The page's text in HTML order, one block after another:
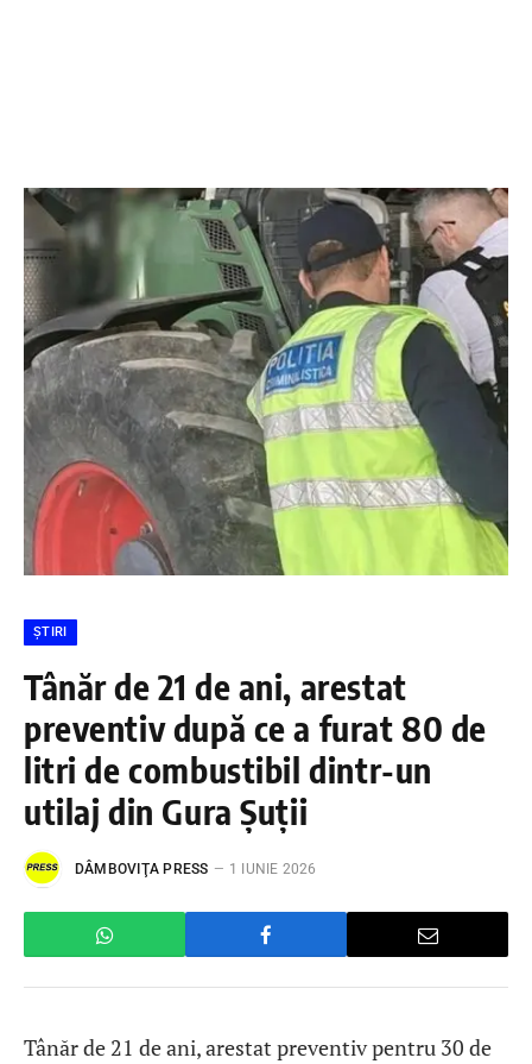
ȘTIRI
Tânăr de 21 de ani, arestat
preventiv după ce a furat 80 de
litri de combustibil dintr-un
utilaj din Gura Șuții
DÂMBOVIŢA PRESS 1 IUNIE 2026
Tânăr de 21 de ani, arestat preventiv pentru 30 de